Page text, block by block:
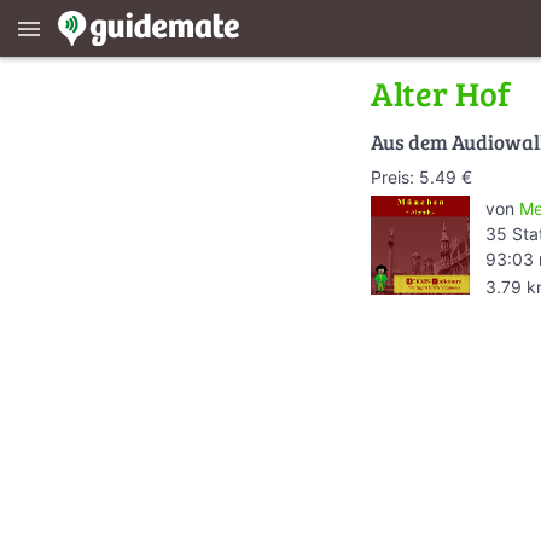
menu
Alter Hof
Aus dem
Preis: 5.49 €
von
35
93:03
3.79